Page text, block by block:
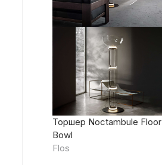
Торшер Noctambule Floor
Bowl
Flos